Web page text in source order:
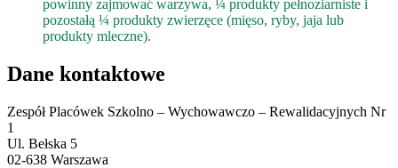
powinny zajmować warzywa, ¼ produkty pełnoziarniste i
pozostałą ¼ produkty zwierzęce (mięso, ryby, jaja lub
produkty mleczne).
Dane kontaktowe
Zespół Placówek Szkolno – Wychowawczo – Rewalidacyjnych Nr
1
Ul. Bełska 5
02-638 Warszawa